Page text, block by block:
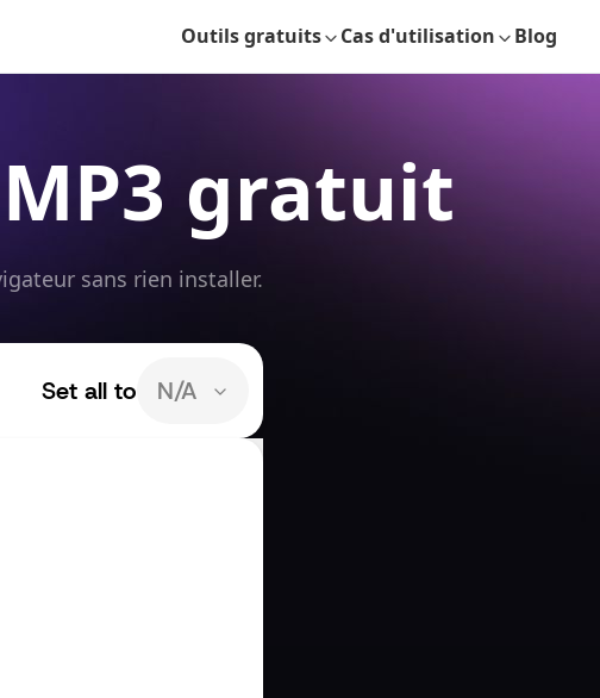
Outils gratuits Cas d'utilisation Blog
gratuit
sans rien installer.